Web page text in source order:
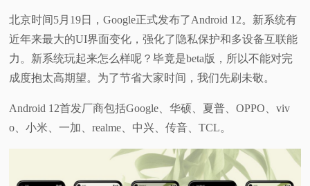
页
快
评
北京时间5月19日，Google正式发布了Android 12。新系统有
近年来最大的UI界面变化，强化了隐私保护和多设备互联能
力。新系统玩起来怎么样呢？毕竟是beta版，所以不能对完
成度抱太高期望。为了节省大家时间，我们先刷未敬。
Android 12首发厂商包括Google、华硕、夏普、OPPO、viv
o、小米、一加、realme、中兴、传音、TCL。